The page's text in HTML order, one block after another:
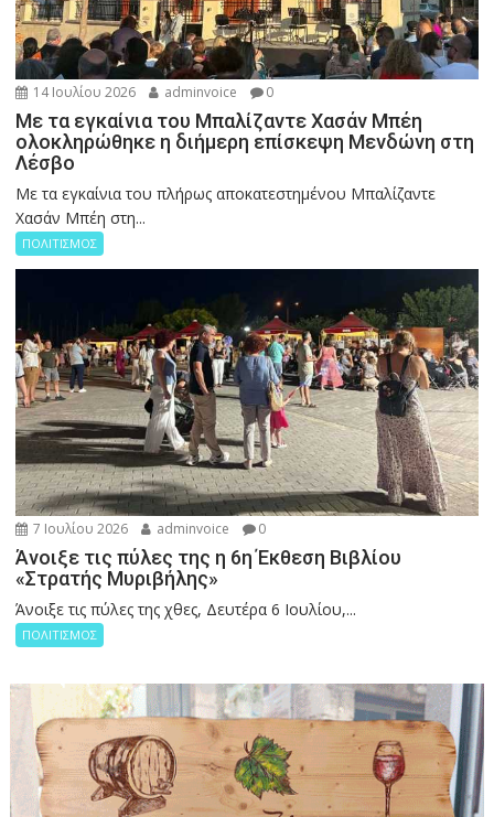
14 Ιουλίου 2026 adminvoice 0
Με τα εγκαίνια του Μπαλίζαντε Χασάν Μπέη
ολοκληρώθηκε η διήμερη επίσκεψη Μενδώνη στη
Λέσβο
Με τα εγκαίνια του πλήρως αποκατεστημένου Μπαλίζαντε
Χασάν Μπέη στη...
ΠΟΛΙΤΙΣΜΟΣ
7 Ιουλίου 2026 adminvoice 0
Άνοιξε τις πύλες της η 6η Έκθεση Βιβλίου
«Στρατής Μυριβήλης»
Άνοιξε τις πύλες της χθες, Δευτέρα 6 Ιουλίου,...
ΠΟΛΙΤΙΣΜΟΣ